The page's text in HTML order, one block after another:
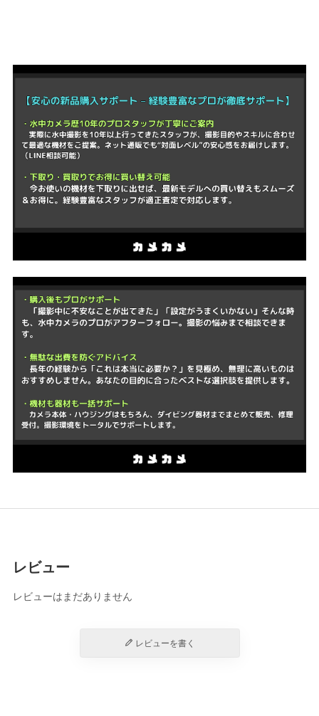
レビュー
レビューはまだありません
レビューを書く